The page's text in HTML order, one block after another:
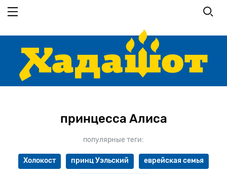
основному
принцесса Алиса
популярные теги:
Холокост принц Уэльский еврейская семья